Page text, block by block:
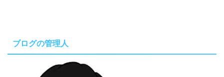
ブログの管理人